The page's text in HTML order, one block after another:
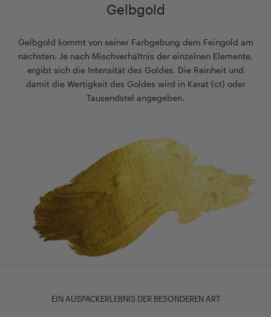
Gelbgold
Gelbgold kommt von seiner Farbgebung dem Feingold am
nächsten. Je nach Mischverhältnis der einzelnen Elemente,
ergibt sich die Intensität des Goldes. Die Reinheit und
damit die Wertigkeit des Goldes wird in Karat (ct) oder
Tausendstel angegeben.
EIN AUSPACKERLEBNIS DER BESONDEREN ART